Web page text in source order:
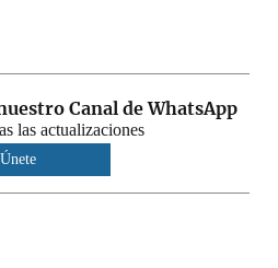
Canal de WhatsApp
las actualizaciones
Únete